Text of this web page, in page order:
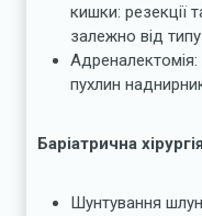
кишки: резекції
залежно від
пухлин
Баріатрична
Шунтування